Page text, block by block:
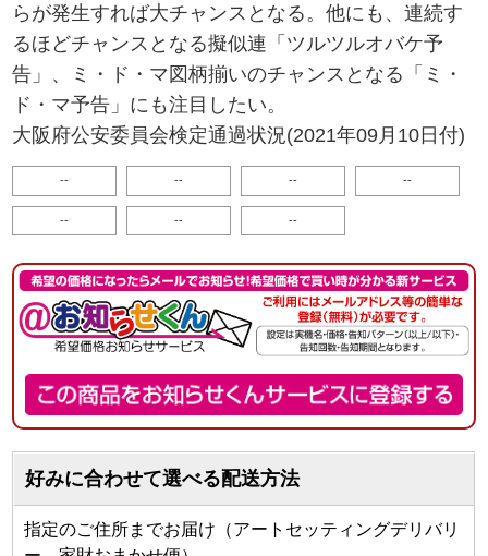
らが発生すれば大チャンスとなる。他にも、連続す
るほどチャンスとなる擬似連「ツルツルオバケ予
告」、ミ・ド・マ図柄揃いのチャンスとなる「ミ・
ド・マ予告」にも注目したい。
大阪府公安委員会検定通過状況(2021年09月10日付)
-- -- -- --
-- -- --
好みに合わせて選べる配送方法
指定のご住所までお届け（アートセッティングデリバリ